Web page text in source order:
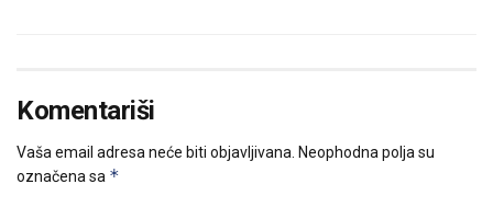
Komentariši
Vaša email adresa neće biti objavljivana. Neophodna polja su
označena sa *